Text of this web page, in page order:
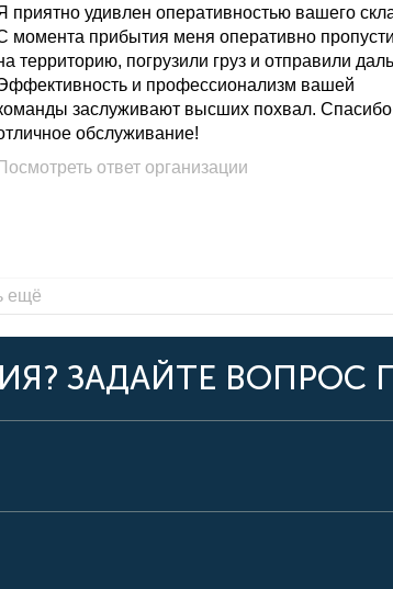
приятно удивлен оперативностью вашего
момента прибытия меня оперативно
территорию, погрузили груз и отправили
и профессионализм вашей
заслуживают высших похвал. Спасибо
обслуживание!
Посмотреть ответ организации
ещё
ЗАДАЙТЕ ВОПРОС